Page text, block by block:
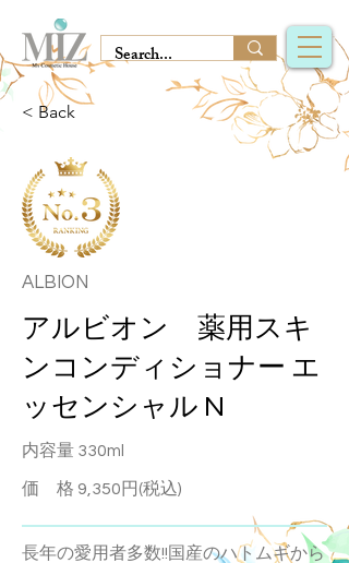
< Back
ALBION
アルビオン 薬用スキ
ンコンディショナー エ
ッセンシャル N
内容量 330ml
価 格 9,350円(税込)
長年の愛用者多数!!国産のハトムギから